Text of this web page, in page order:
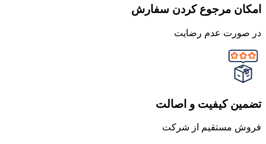
امکان مرجوع کردن سفارش
در صورت عدم رضایت
تضمین کیفیت و اصالت
فروش مستقیم از شرکت